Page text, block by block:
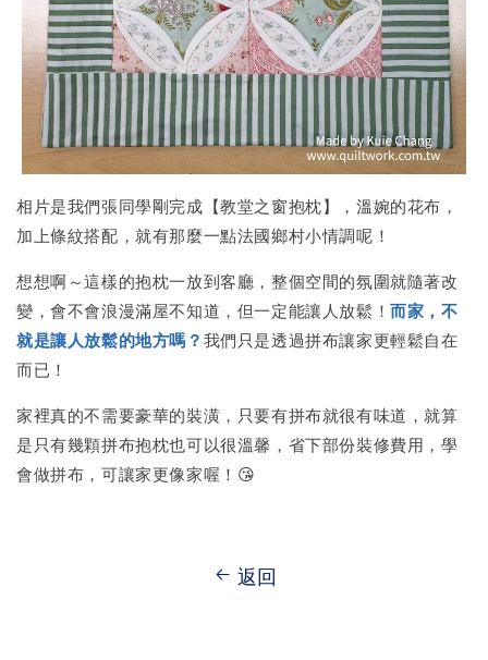
相片是我們張同學剛完成【教堂之窗抱枕】，溫婉的花布，
加上條紋搭配，就有那麼一點法國鄉村小情調呢！
想想啊～這樣的抱枕一放到客廳，整個空間的氛圍就隨著改
變，會不會浪漫滿屋不知道，但一定能讓人放鬆！而家，不
就是讓人放鬆的地方嗎？我們只是透過拼布讓家更輕鬆自在
而已！
家裡真的不需要豪華的裝潢，只要有拼布就很有味道，就算
是只有幾顆拼布抱枕也可以很溫馨，省下部份裝修費用，學
會做拼布，可讓家更像家喔！😘
返回